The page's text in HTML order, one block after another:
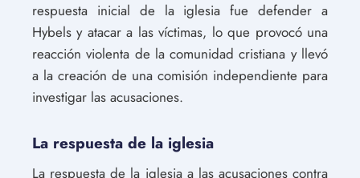
respuesta inicial de la iglesia fue defender a
Hybels y atacar a las víctimas, lo que provocó una
reacción violenta de la comunidad cristiana y llevó
a la creación de una comisión independiente para
investigar las acusaciones.
La respuesta de la iglesia
La respuesta de la iglesia a las acusaciones contra